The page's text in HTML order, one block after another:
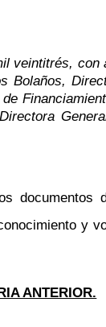
veintitrés,
Bolaños,
documentos
y
ANTERIOR.